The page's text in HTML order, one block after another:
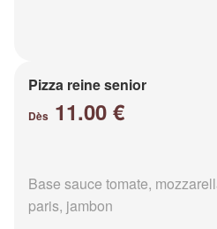
Pizza reine senior
Dès 11.00 €
Base sauce tomate,
paris, jambon